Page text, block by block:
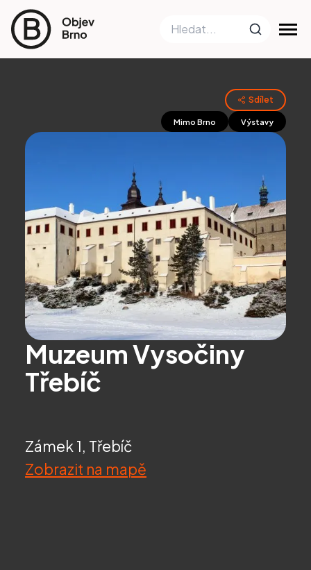
Sdílet
Mimo Brno Výstavy
Muzeum Vysočiny
Třebíč
Zámek 1, Třebíč
Zobrazit na mapě